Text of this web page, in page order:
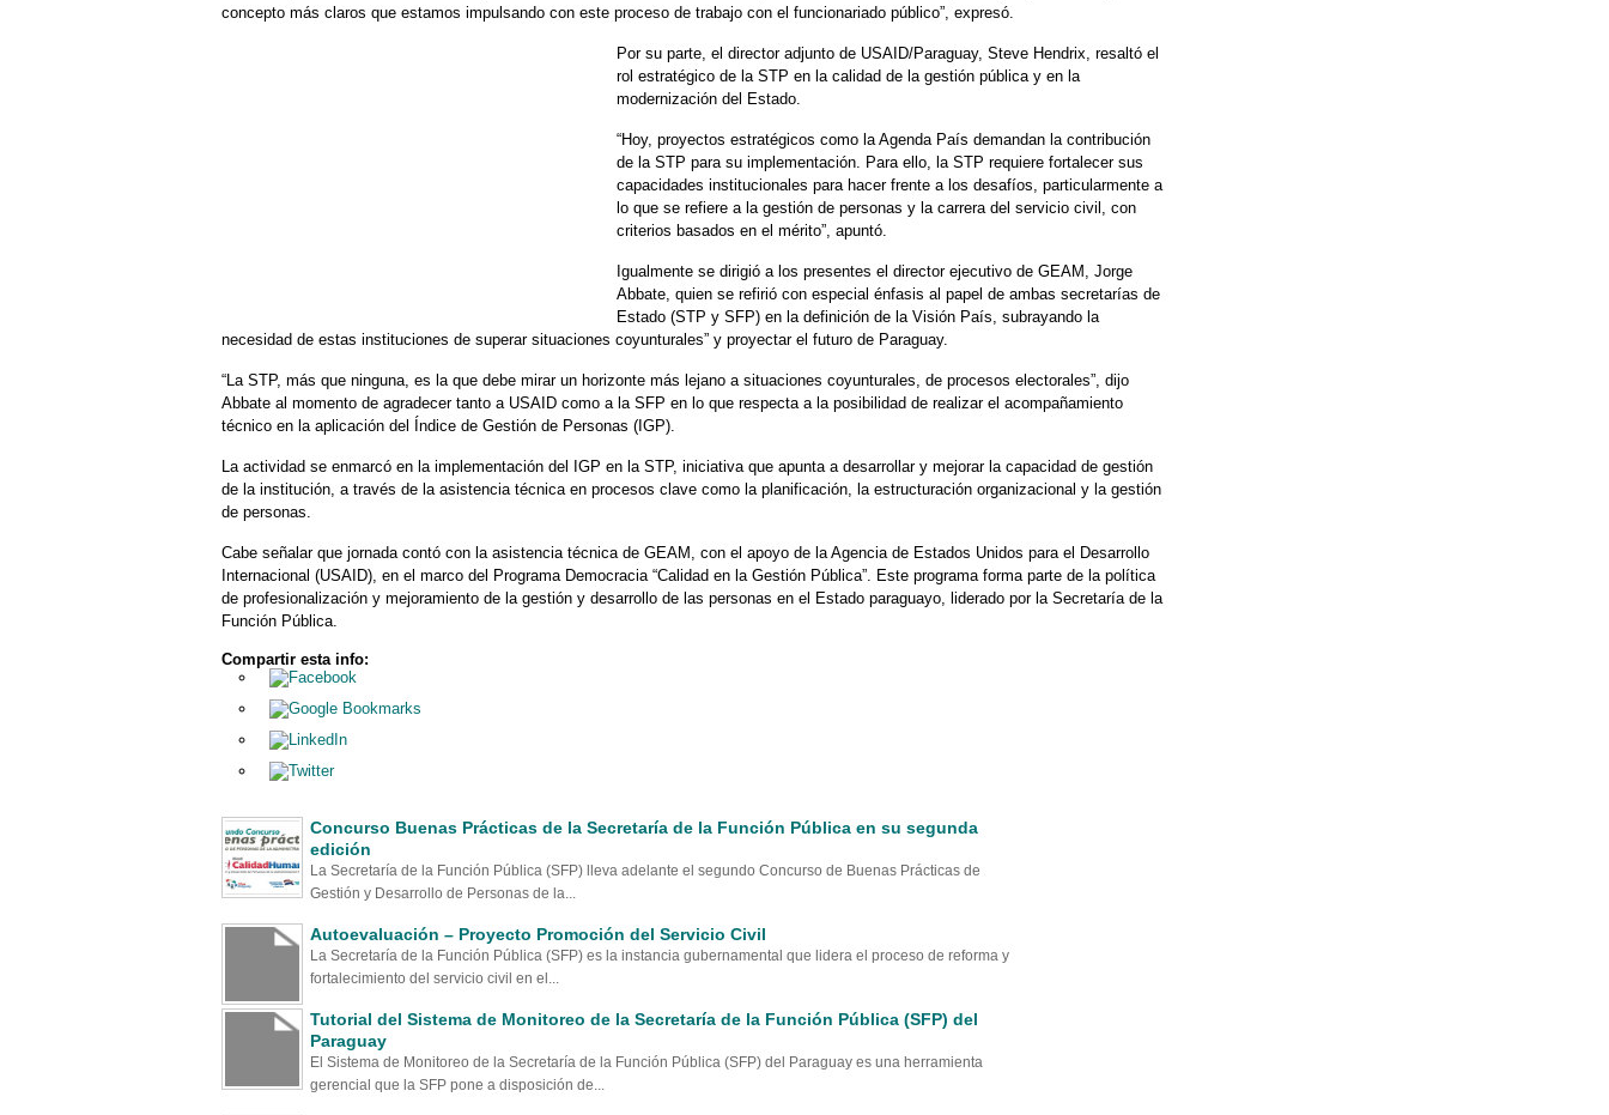
concepto más claros que estamos impulsando con este proceso de trabajo con el funcionariado público”, expresó.
Por su parte, el director adjunto de USAID/Paraguay, Steve Hendrix, resaltó el
rol estratégico de la STP en la calidad de la gestión pública y en la
modernización del Estado.
“Hoy, proyectos estratégicos como la Agenda País demandan la contribución
de la STP para su implementación. Para ello, la STP requiere fortalecer sus
capacidades institucionales para hacer frente a los desafíos, particularmente a
lo que se refiere a la gestión de personas y la carrera del servicio civil, con
criterios basados en el mérito”, apuntó.
Igualmente se dirigió a los presentes el director ejecutivo de GEAM, Jorge
Abbate, quien se refirió con especial énfasis al papel de ambas secretarías de
Estado (STP y SFP) en la definición de la Visión País, subrayando la
necesidad de estas instituciones de superar situaciones coyunturales” y proyectar el futuro de Paraguay.
“La STP, más que ninguna, es la que debe mirar un horizonte más lejano a situaciones coyunturales, de procesos electorales”, dijo
Abbate al momento de agradecer tanto a USAID como a la SFP en lo que respecta a la posibilidad de realizar el acompañamiento
técnico en la aplicación del Índice de Gestión de Personas (IGP).
La actividad se enmarcó en la implementación del IGP en la STP, iniciativa que apunta a desarrollar y mejorar la capacidad de gestión
de la institución, a través de la asistencia técnica en procesos clave como la planificación, la estructuración organizacional y la gestión
de personas.
Cabe señalar que jornada contó con la asistencia técnica de GEAM, con el apoyo de la Agencia de Estados Unidos para el Desarrollo
Internacional (USAID), en el marco del Programa Democracia “Calidad en la Gestión Pública”. Este programa forma parte de la política
de profesionalización y mejoramiento de la gestión y desarrollo de las personas en el Estado paraguayo, liderado por la Secretaría de la
Función Pública.
Compartir esta info:
Concurso Buenas Prácticas de la Secretaría de la Función Pública en su segunda
edición
La Secretaría de la Función Pública (SFP) lleva adelante el segundo Concurso de Buenas Prácticas de
Gestión y Desarrollo de Personas de la...
Autoevaluación – Proyecto Promoción del Servicio Civil
La Secretaría de la Función Pública (SFP) es la instancia gubernamental que lidera el proceso de reforma y
fortalecimiento del servicio civil en el...
Tutorial del Sistema de Monitoreo de la Secretaría de la Función Pública (SFP) del
Paraguay
El Sistema de Monitoreo de la Secretaría de la Función Pública (SFP) del Paraguay es una herramienta
gerencial que la SFP pone a disposición de...